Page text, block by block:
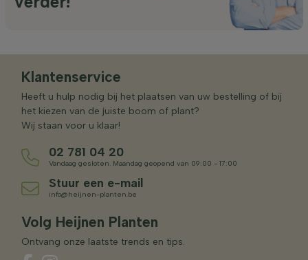
Klantenservice
Heeft u hulp nodig bij het plaatsen van uw bestelling of bij
het kiezen van de juiste boom of plant?
Wij staan voor u klaar!
02 781 04 20
Vandaag gesloten. Maandag geopend van 09:00 - 17:00
Stuur een e-mail
info@heijnen-planten.be
Volg Heijnen Planten
Ontvang onze laatste trends en tips.